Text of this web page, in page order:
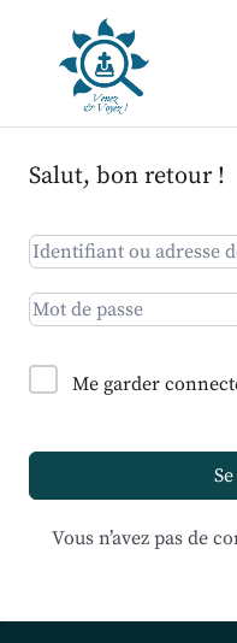
Salut, bon retour !
Me garder
Vous n’avez pas de